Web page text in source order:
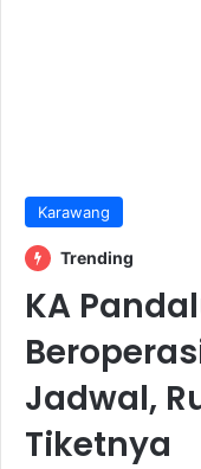
Karawang
Trending
KA
Jadwal,
Tiketnya